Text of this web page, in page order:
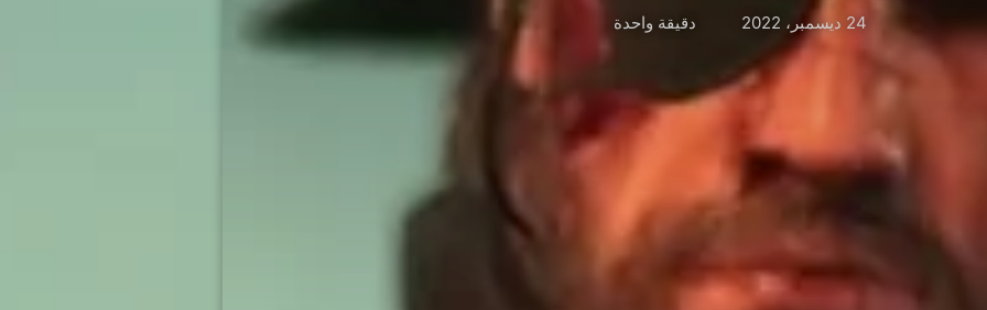
24 ديسمبر، 2022 دقيقة واحدة